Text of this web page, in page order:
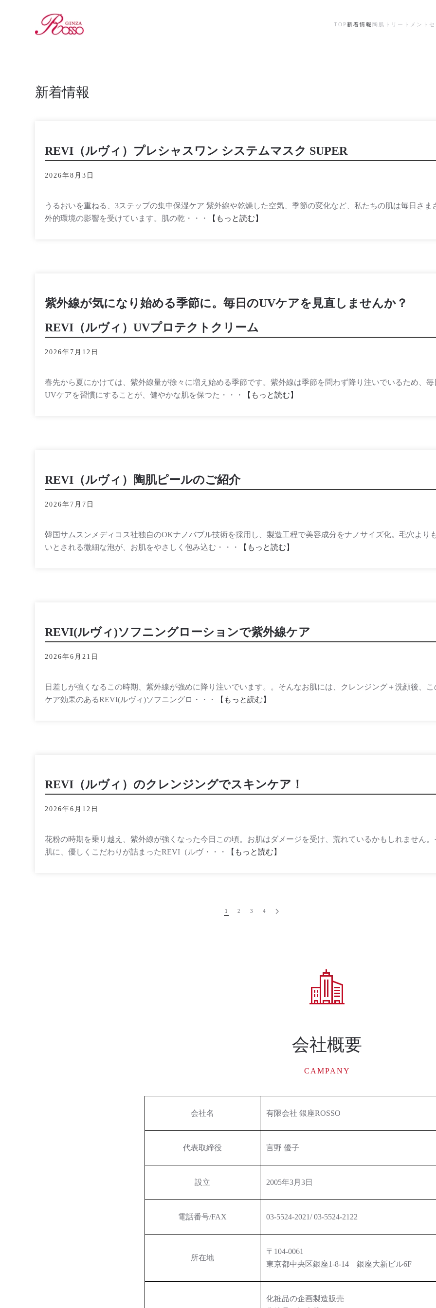
TOP 新着情報 陶肌トリートメント
新着情報
REVI（ルヴィ）プレシャスワン システムマスク SUPER
2026年8月3日
うるおいを重ねる、3ステップの集中保湿ケア 紫外線や乾燥した空気、季節の変化など、私たちの肌は毎日さま
外的環境の影響を受けています。肌の乾・・・
【もっと読む】
紫外線が気になり始める季節に。毎日のUVケアを見直しませんか？
REVI（ルヴィ）UVプロテクトクリーム
2026年7月12日
春先から夏にかけては、紫外線量が徐々に増え始める季節です。紫外線は季節を問わず降り注いでいるため、毎
UVケアを習慣にすることが、健やかな肌を保つた・・・
【もっと読む】
REVI（ルヴィ）陶肌ピールのご紹介
2026年7月7日
韓国サムスンメディコス社独自のOKナノバブル技術を採用し、製造工程で美容成分をナノサイズ化。毛穴より
いとされる微細な泡が、お肌をやさしく包み込む・・・
【もっと読む】
REVI(ルヴィ)ソフニングローションで紫外線ケア
2026年6月21日
日差しが強くなるこの時期、紫外線が強めに降り注いでいます。。そんなお肌には、クレンジング＋洗顔後、こ
ケア効果のあるREVI(ルヴィ)ソフニングロ・・・
【もっと読む】
REVI（ルヴィ）のクレンジングでスキンケア！
2026年6月12日
花粉の時期を乗り越え、紫外線が強くなった今日この頃。お肌はダメージを受け、荒れているかもしれません。
肌に、優しくこだわりが詰まったREVI（ルヴ・・・
【もっと読む】
1 2 3 4
会社概要
CAMPANY
会社名 有限会社 銀座ROSSO
代表取締役 言野 優子
設立 2005年3月3日
電話番号/FAX 03-5524-2021/ 03-5524-2122
所在地
〒104-0061
東京都中央区銀座1-8-14 銀座大新ビル6F
化粧品の企画製造販売